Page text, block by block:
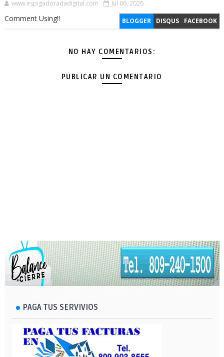
www.espigadoradadigital.com Jul 06, 2026
BLOGGER DISQUS FACEBOOK
Comment Using!!
NO HAY COMENTARIOS:
PUBLICAR UN COMENTARIO
PAGA TUS SERVIVIOS